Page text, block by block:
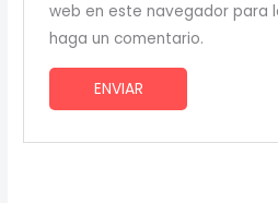
web en este navegador para
haga un comentario.